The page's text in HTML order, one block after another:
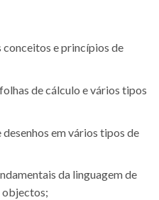
e princípios de
de cálculo e vários tipos
em vários tipos de
da linguagem de
objectos;